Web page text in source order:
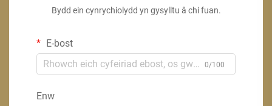
Bydd ein cynrychiolydd yn gysylltu â chi fuan.
E-bost
0/100
Enw